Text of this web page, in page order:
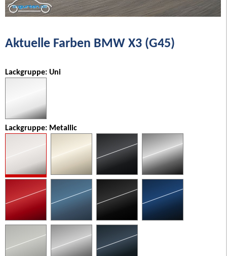
Aktuelle Farben BMW X3 (G45)
Lackgruppe: Uni
Lackgruppe: Metallic